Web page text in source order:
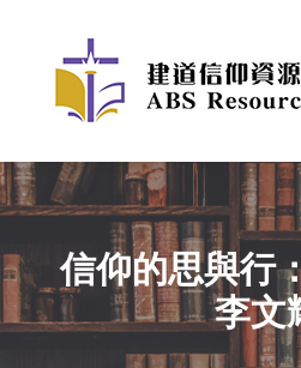
信仰的思與行
李文